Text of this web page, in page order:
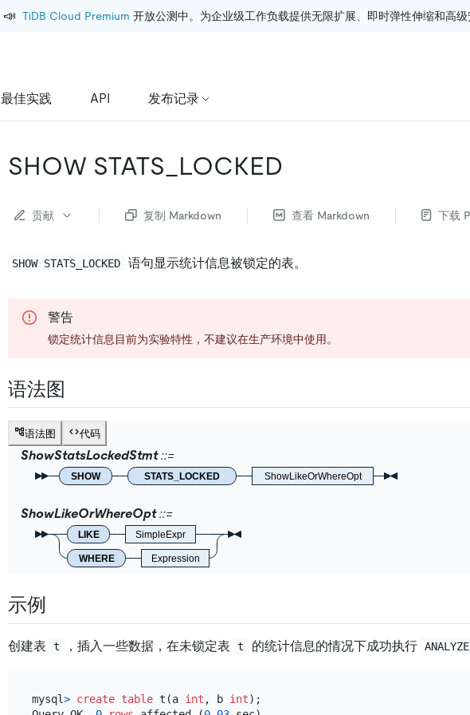
📣 TiDB Cloud Premium 开放公测中。为企业级工作负载提供无限扩展、即时弹性伸缩和高
最佳实践 API 发布记录
SHOW STATS_LOCKED
贡献 复制 Markdown 查看 Markdown 下载
SHOW STATS_LOCKED 语句显示统计信息被锁定的表。
警告
锁定统计信息目前为实验特性，不建议在生产环境中使用。
语法图
语法图 代码
ShowStatsLockedStmt
SHOW STATS_LOCKED ShowLikeOrWhereOpt
ShowLikeOrWhereOpt
LIKE SimpleExpr
WHERE Expression
示例
创建表 t ，插入一些数据，在未锁定表 t 的统计信息的情况下成功执行 ANALYZE
mysql> create table t(a int , b int);